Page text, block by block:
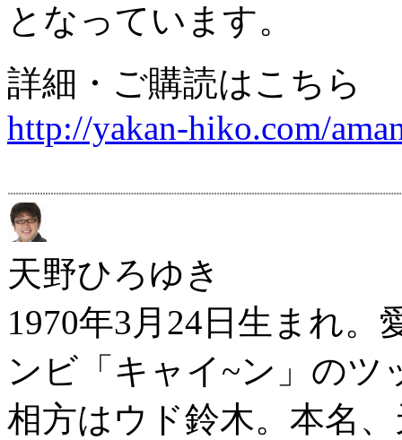
となっています。
詳細・ご購読はこちら
http://yakan-hiko.com/
天野ひろゆき
1970年3月24日生まれ
ンビ「キャイ~ン」の
相方はウド鈴木。本名